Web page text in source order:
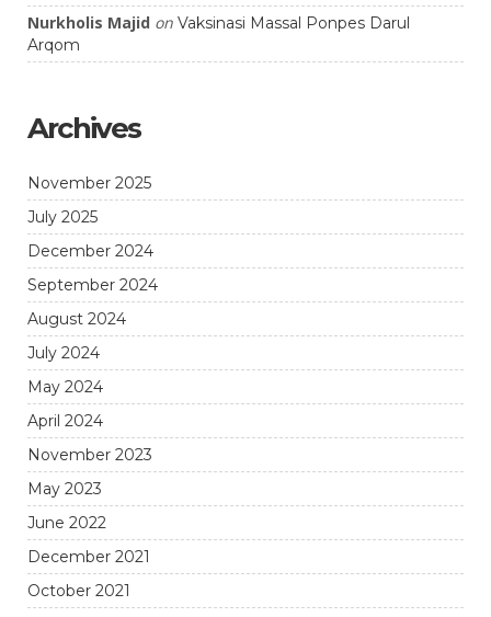
Nurkholis Majid on Vaksinasi Massal Ponpes Darul
Arqom
Archives
November 2025
July 2025
December 2024
September 2024
August 2024
July 2024
May 2024
April 2024
November 2023
May 2023
June 2022
December 2021
October 2021